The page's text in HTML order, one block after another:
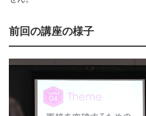
前回の講座の様子